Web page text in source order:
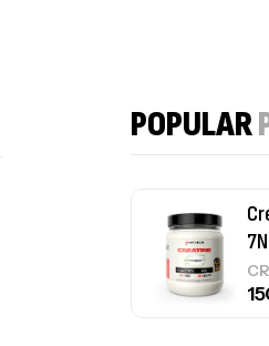
POPULAR